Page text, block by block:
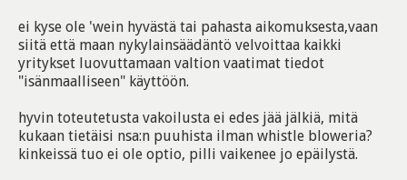
ei kyse ole 'wein hyvästä tai pahasta aikomuksesta,vaan
siitä että maan nykylainsäädäntö velvoittaa kaikki
yritykset luovuttamaan valtion vaatimat tiedot
"isänmaalliseen" käyttöön.
hyvin toteutetusta vakoilusta ei edes jää jälkiä, mitä
kukaan tietäisi nsa:n puuhista ilman whistle bloweria?
kinkeissä tuo ei ole optio, pilli vaikenee jo epäilystä.